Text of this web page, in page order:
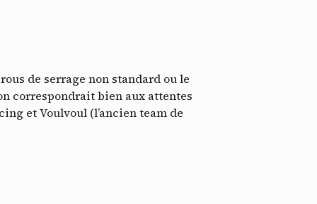
de serrage non standard ou le
correspondrait bien aux attentes
et Voulvoul (l’ancien team de